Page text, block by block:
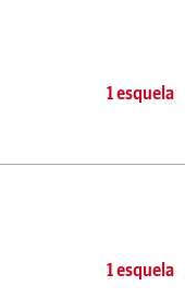
1 esquela
1 esquela